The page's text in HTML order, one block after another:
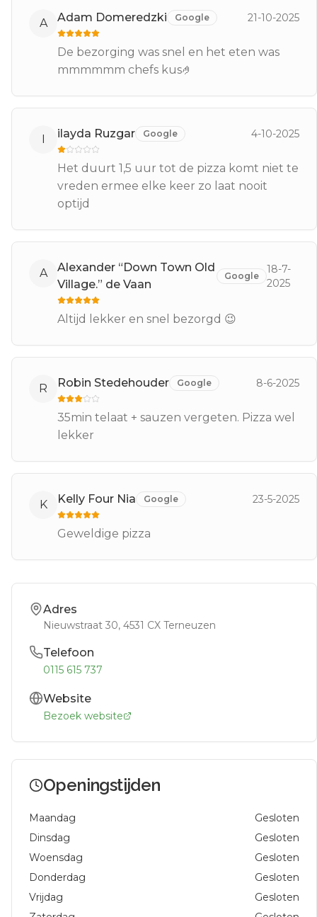
A Adam Domeredzki Google 21-10-2025
De bezorging was snel en het eten was
mmmmmm chefs kus🤌
I ilayda Ruzgar Google 4-10-2025
Het duurt 1,5 uur tot de pizza komt niet te
vreden ermee elke keer zo laat nooit
optijd
A
Alexander “Down Town Old
Village.” de Vaan
Google
18-7-
2025
Altijd lekker en snel bezorgd 😉
R Robin Stedehouder Google 8-6-2025
35min telaat + sauzen vergeten. Pizza wel
lekker
K Kelly Four Nia Google 23-5-2025
Geweldige pizza
Adres
Nieuwstraat 30, 4531 CX Terneuzen
Telefoon
0115 615 737
Website
Bezoek website
Openingstijden
Maandag
Gesloten
Dinsdag
Gesloten
Woensdag
Gesloten
Donderdag
Gesloten
Vrijdag
Gesloten